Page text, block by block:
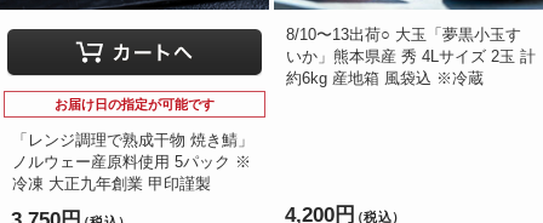
お届け日の指定が可能です
「レンジ調理で熟成干物 焼き鯖」
ノルウェー産原料使用 5パック ※
冷凍 大正九年創業 甲印謹製
8/10〜13出荷○ 大玉「夢黒小玉す
いか」熊本県産 秀 4Lサイズ 2玉 計
約6kg 産地箱 風袋込 ※冷蔵
4,200円（税込）